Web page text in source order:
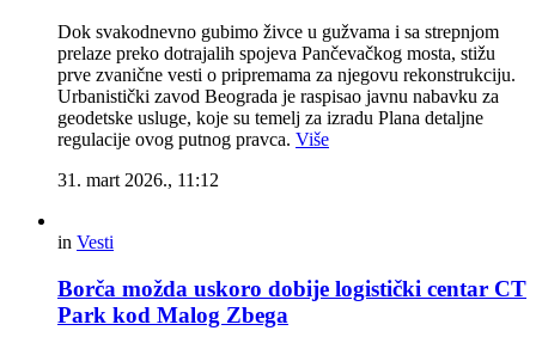
Dok svakodnevno gubimo živce u gužvama i sa strepnjom
prelaze preko dotrajalih spojeva Pančevačkog mosta, stižu
prve zvanične vesti o pripremama za njegovu rekonstrukciju.
Urbanistički zavod Beograda je raspisao javnu nabavku za
geodetske usluge, koje su temelj za izradu Plana detaljne
regulacije ovog putnog pravca. Više
31. mart 2026., 11:12
in Vesti
Borča možda uskoro dobije logistički centar CT
Park kod Malog Zbega